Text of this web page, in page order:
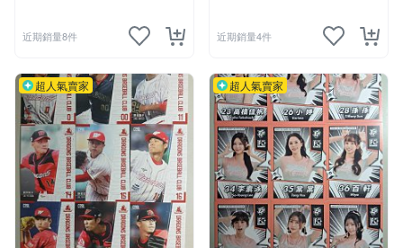
近期銷量8件 近期銷量4件
超人氣賣家 超人氣賣家